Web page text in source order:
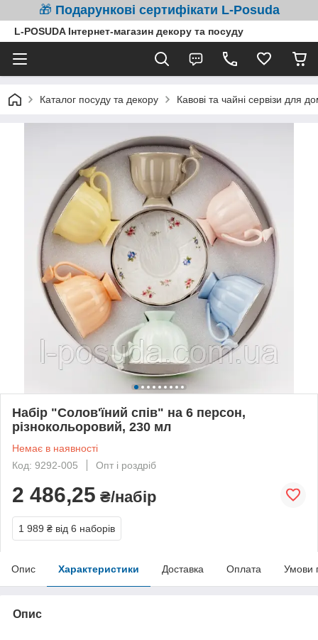
🎁 Подарункові сертифікати L-Posuda
L-POSUDA Інтернет-магазин декору та посуду
Каталог посуду та декору Кавові та чайні сервізи для
Набір "Солов'їний спів" на 6 персон,
різнокольоровий, 230 мл
Немає в наявності
Код: 9292-005
Опт і роздріб
2 486,25 ₴/набір
1 989 ₴ від 6 наборів
Опис Характеристики Доставка Оплата Умови
Опис